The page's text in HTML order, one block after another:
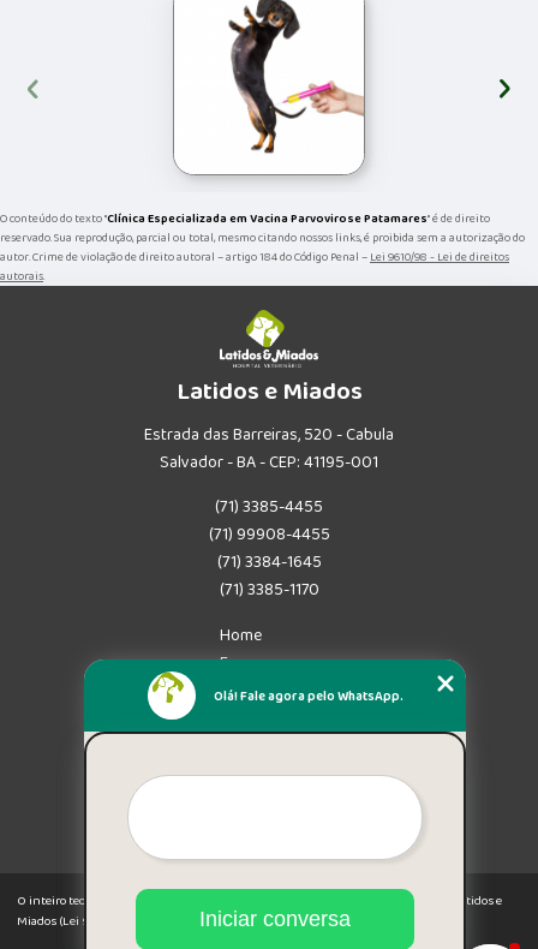
‹ ›
O conteúdo do texto "Clínica Especializada em Vacina Parvovirose Patamares" é de direito
reservado. Sua reprodução, parcial ou total, mesmo citando nossos links, é proibida sem a autorização do
autor. Crime de violação de direito autoral – artigo 184 do Código Penal –Lei 9610/98 - Lei de direitos
autorais.
Latidos e Miados
Estrada das Barreiras, 520 - Cabula
Salvador - BA - CEP: 41195-001
(71) 3385-4455
(71) 99908-4455
(71) 3384-1645
(71) 3385-1170
Home
Empresa
Missão
Mapa do site
O inteiro teor deste site está sujeito à proteção de direitos autorais. Copyright© Latidos e
Miados (Lei 9610 de 19/02/1998)
Olá! Fale agora pelo WhatsApp.
Iniciar conversa